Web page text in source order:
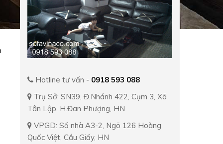
Hotline tư vấn - 0918 593 088
Trụ Sở: SN39, Đ.Nhánh 422, Cụm 3, Xã
Tân Lập, H.Đan Phượng, HN
VPGD: Số nhà A3-2, Ngõ 126 Hoàng
Quốc Việt, Cầu Giấy, HN